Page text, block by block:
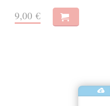
9,00 €